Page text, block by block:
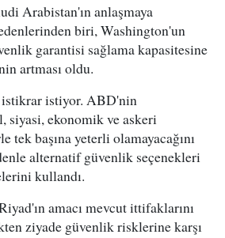
Arabistan'ın anlaşmaya
biri, Washington'un
garantisi sağlama kapasitesine
artması oldu.
istiyor. ABD'nin
siyasi, ekonomik ve askeri
tek başına yeterli olamayacağını
alternatif güvenlik seçenekleri
kullandı.
amacı mevcut ittifaklarını
ziyade güvenlik risklerine karşı